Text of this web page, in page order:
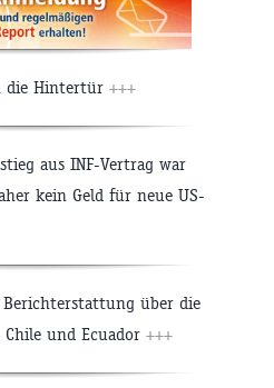
die Hintertür +++
aus INF-Vertrag war
kein Geld für neue US-
Berichterstattung über die
und Ecuador +++